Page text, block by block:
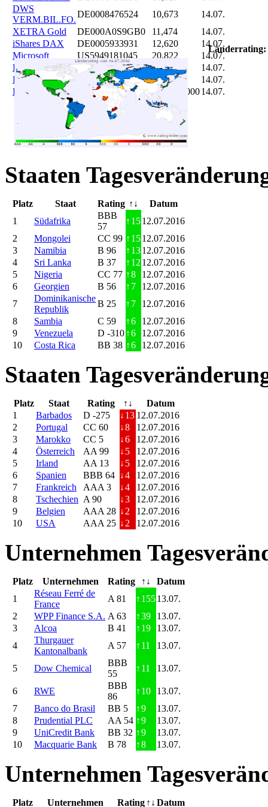
DWS
VERM.BIL.FO.
DE0008476524 10,673
14.07.
XETRA Gold
DE000A0S9GB0 11,474
14.07.
iShares DAX
DE0005933931 12,620
14.07.
Microsoft
US5949181045 20,822
14.07.
DAIMLER
DE0007100000 46,047
14.07.
Brent Oil
DE000A0KRKM571,382
14.07.
Bitcoin
BITCOIN 185.899,00014.07.
Länderrating:
Staaten
Platz Staat Rating ↑↓
Datum
1
Südafrika
BBB
57
↑ 1512.07.2016
2
Mongolei CC 99 ↑ 1512.07.2016
3
Namibia B 96 ↑ 1312.07.2016
4
Sri Lanka B 37 ↑ 12 12.07.2016
5
Nigeria CC 77 ↑8
12.07.2016
6
Georgien B 56 ↑ 7
12.07.2016
7
Dominikanische
Republik
B 25 ↑ 7
12.07.2016
8
Sambia C 59 ↑6
12.07.2016
9
Venezuela D -310 ↑6
12.07.2016
10
Costa Rica BB 38 ↑6 12.07.2016
Staaten
Platz Staat Rating ↑↓
Datum
1
Barbados D -275 ↓ 13 12.07.2016
2
Portugal CC 60 ↓8
12.07.2016
3
Marokko CC 5 ↓6
12.07.2016
4
Österreich AA 99 ↓ 5
12.07.2016
5
Irland AA 13 ↓ 5
12.07.2016
6
Spanien BBB 64 ↓4
12.07.2016
7
Frankreich AAA 3 ↓4
12.07.2016
8
Tschechien A 90 ↓3
12.07.2016
9
Belgien AAA 28 ↓ 2
12.07.2016
10
USA AAA 25 ↓ 2 12.07.2016
Unternehmen
Platz Unternehmen Rating ↑↓
Datum
1
Réseau Ferré de
France
A 81 ↑ 15513.07.
2
WPP Finance S.A. A 63 ↑39
13.07.
3
Alcoa B 41 ↑ 19
13.07.
4
Thurgauer
Kantonalbank
A 57 ↑ 11 13.07.
5 Dow Chemical
BBB
55
↑ 11 13.07.
6 RWE
BBB
86
↑ 10
13.07.
7
Banco do Brasil BB 5 ↑9
13.07.
8
Prudential PLC AA 54 ↑9
13.07.
9
UniCredit Bank BB 32 ↑9
13.07.
10
Macquarie Bank B 78 ↑8 13.07.
Unternehmen
Platz Unternehmen Rating ↑↓ Datum